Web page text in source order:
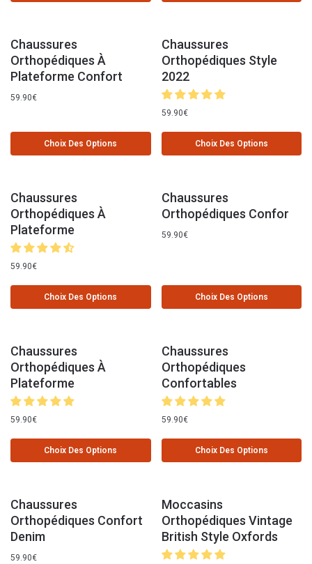
Chaussures
Orthopédiques À
Plateforme Confort
59.90€
Choix Des Options
Chaussures
Orthopédiques Style
2022
59.90€
Choix Des Options
Chaussures
Orthopédiques À
Plateforme
59.90€
Choix Des Options
Chaussures
Orthopédiques Confor
59.90€
Choix Des Options
Chaussures
Orthopédiques À
Plateforme
59.90€
Choix Des Options
Chaussures
Orthopédiques
Confortables
59.90€
Choix Des Options
Chaussures
Orthopédiques Confort
Denim
59.90€
Moccasins
Orthopédiques Vintage
British Style Oxfords